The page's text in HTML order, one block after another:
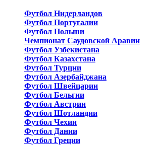
Футбол Нидерландов
Футбол Португалии
Футбол Польши
Чемпионат Саудовской Аравии
Футбол Узбекистана
Футбол Казахстана
Футбол Турции
Футбол Азербайджана
Футбол Швейцарии
Футбол Бельгии
Футбол Австрии
Футбол Шотландии
Футбол Чехии
Футбол Дании
Футбол Греции